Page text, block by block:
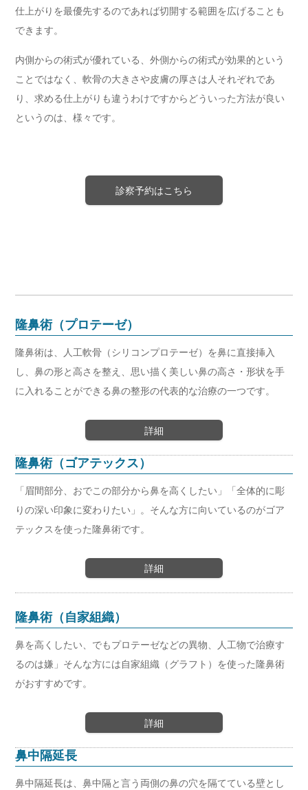
仕上がりを最優先するのであれば切開する範囲を広げることも
できます。
内側からの術式が優れている、外側からの術式が効果的という
ことではなく、軟骨の大きさや皮膚の厚さは人それぞれであ
り、求める仕上がりも違うわけですからどういった方法が良い
というのは、様々です。
診察予約はこちら
隆鼻術（プロテーゼ）
隆鼻術は、人工軟骨（シリコンプロテーゼ）を鼻に直接挿入
し、鼻の形と高さを整え、思い描く美しい鼻の高さ・形状を手
に入れることができる鼻の整形の代表的な治療の一つです。
詳細
隆鼻術（ゴアテックス）
「眉間部分、おでこの部分から鼻を高くしたい」「全体的に彫
りの深い印象に変わりたい」。そんな方に向いているのがゴア
テックスを使った隆鼻術です。
詳細
隆鼻術（自家組織）
鼻を高くしたい、でもプロテーゼなどの異物、人工物で治療す
るのは嫌」そんな方には自家組織（グラフト）を使った隆鼻術
がおすすめです。
詳細
鼻中隔延長
鼻中隔延長は、鼻中隔と言う両側の鼻の穴を隔てている壁とし